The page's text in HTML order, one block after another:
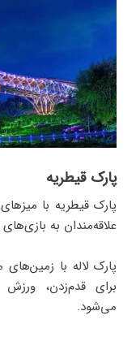
پارک قیطریه
پارک قیطریه با
علاقه‌مندان به
پارک لاله با
برای قدم‌زدن،
می‌شود.